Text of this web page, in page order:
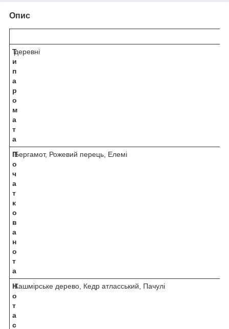
Опис
Т
и
п
а
р
о
м
а
т
а
деревні
П
о
ч
а
т
к
о
в
а
н
о
т
а
Бергамот, Рожевий перець, Елемі
Н
о
т
а
с
Кашмірське дерево, Кедр атласський, Пачулі